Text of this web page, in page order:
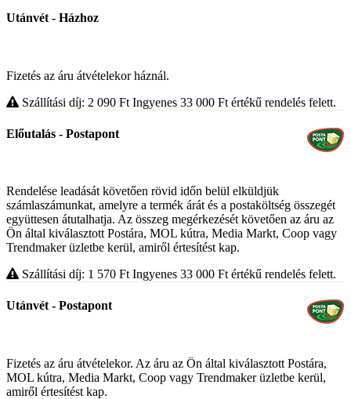
Utánvét - Házhoz
Fizetés az áru átvételekor háznál.
Szállítási díj: 2 090 Ft Ingyenes 33 000 Ft értékű rendelés felett.
Előutalás - Postapont
Rendelése leadását követően rövid időn belül elküldjük
számlaszámunkat, amelyre a termék árát és a postaköltség összegét
együttesen átutalhatja. Az összeg megérkezését követően az áru az
Ön által kiválasztott Postára, MOL kútra, Media Markt, Coop vagy
Trendmaker üzletbe kerül, amiről értesítést kap.
Szállítási díj: 1 570 Ft Ingyenes 33 000 Ft értékű rendelés felett.
Utánvét - Postapont
Fizetés az áru átvételekor. Az áru az Ön által kiválasztott Postára,
MOL kútra, Media Markt, Coop vagy Trendmaker üzletbe kerül,
amiről értesítést kap.